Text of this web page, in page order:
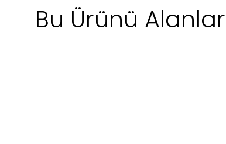
Bu Ürünü